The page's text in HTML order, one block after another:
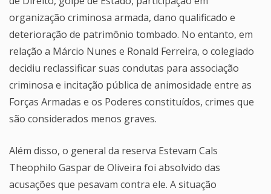
organização criminosa armada, dano qualificado e
deterioração de patrimônio tombado. No entanto, em
relação a Márcio Nunes e Ronald Ferreira, o colegiado
decidiu reclassificar suas condutas para associação
criminosa e incitação pública de animosidade entre as
Forças Armadas e os Poderes constituídos, crimes que
são considerados menos graves.
Além disso, o general da reserva Estevam Cals
Theophilo Gaspar de Oliveira foi absolvido das
acusações que pesavam contra ele. A situação